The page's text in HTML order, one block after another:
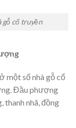
gỗ cổ truyền
một số nhà gỗ cổ
Đầu phượng
thanh nhã, đồng